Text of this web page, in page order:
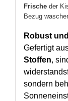
Frischeder
Bezug
Robust
Gefertigt
Stoffen,
sondern